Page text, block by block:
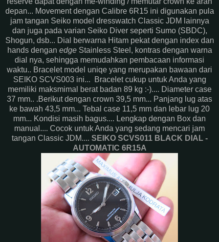
depan... Movement dengan Calibre 6R15 ini digunakan pula
jam tangan Seiko model dresswatch Classic JDM lainnya
dan juga pada varian Seiko Diver seperti Sumo (SBDC),
Shogun, dsb... Dial berwarna Hitam pekat dengan index dan
hands dengan edge Stainless Steel, kontras dengan warna
dial nya, sehingga memudahkan pembacaan informasi
waktu.. Bracelet model uniqe yang merupakan bawaan dari
SEIKO SCVS003 ini... Bracelet cukup untuk Anda yang
memiliki maksmimal berat badan 89 kg :-).... Diameter case
37 mm.. .Berikut dengan crown 39,5 mm... Panjang lug atas
ke bawah 43,5 mm... Tebal case 11,5 mm dan lebar lug 20
mm... Kondisi masih bagus.... Lengkap dengan Box dan
manual.... Cocok untuk Anda yang sedang mencari jam
tangan Classic JDM.... SEIKO SCVS011 BLACK DIAL -
AUTOMATIC 6R15A